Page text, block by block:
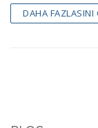
Özel Güvenlik
DAHA